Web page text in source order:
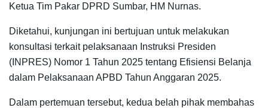
Ketua Tim Pakar DPRD Sumbar, HM Nurnas.
Diketahui, kunjungan ini bertujuan untuk melakukan
konsultasi terkait pelaksanaan Instruksi Presiden
(INPRES) Nomor 1 Tahun 2025 tentang Efisiensi Belanja
dalam Pelaksanaan APBD Tahun Anggaran 2025.
Dalam pertemuan tersebut, kedua belah pihak membahas